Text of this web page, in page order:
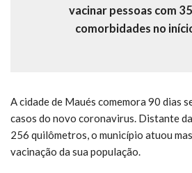
vacinar pessoas com
comorbidades no
A cidade de Maués comemora 90 dias
casos do novo coronavirus. Distante
256 quilômetros, o município atuou
vacinação da sua população.